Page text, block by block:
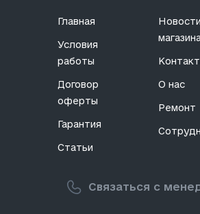
Связаться с
Главная
Условия
работы
Договор
оферты
Гарантия
Статьи
Новости
О нас
Ремонт